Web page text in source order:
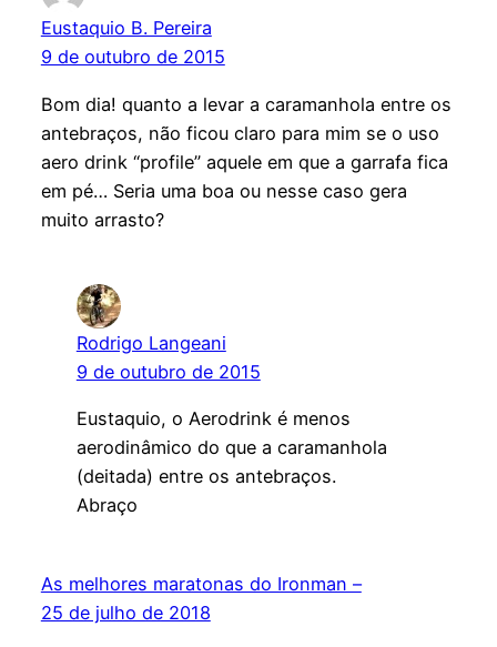
Eustaquio B. Pereira
9 de outubro de 2015
Bom dia! quanto a levar a caramanhola entre os
antebraços, não ficou claro para mim se o uso
aero drink “profile” aquele em que a garrafa fica
em pé… Seria uma boa ou nesse caso gera
muito arrasto?
Rodrigo Langeani
9 de outubro de 2015
Eustaquio, o Aerodrink é menos
aerodinâmico do que a caramanhola
(deitada) entre os antebraços.
Abraço
As melhores maratonas do Ironman –
25 de julho de 2018